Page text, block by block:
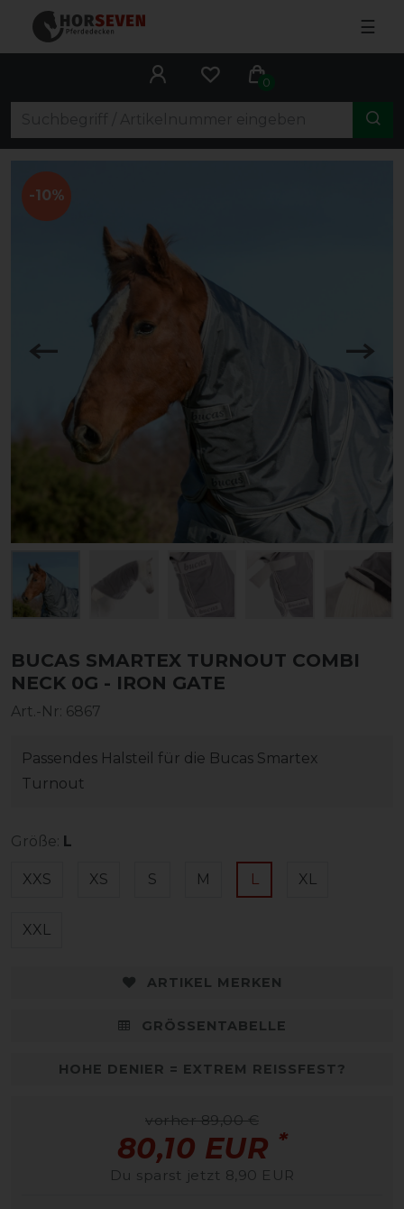
☰
0
-10%
BUCAS SMARTEX TURNOUT COMBI
NECK 0G - IRON GATE
Art.-Nr: 6867
Passendes Halsteil für die Bucas Smartex
Turnout
Größe: L
XXS XS S M L XL
XXL
ARTIKEL MERKEN
GRÖSSENTABELLE
HOHE DENIER = EXTREM REISSFEST?
vorher 89,00 €
80,10 EUR *
Du sparst jetzt 8,90 EUR